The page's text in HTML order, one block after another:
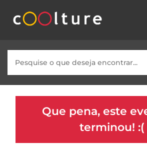
Que pena, este
terminou! :(